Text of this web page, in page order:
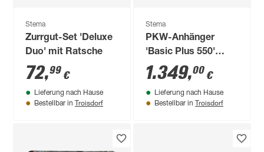
Stema
Zurrgut-Set 'Deluxe
Duo' mit Ratsche
72,99 €
Lieferung nach Hause
Bestellbar in Troisdorf
Stema
PKW-Anhänger
'Basic Plus 550'
ungebremst 550 kg
mit Gitteraufsatz
1.349,00 €
Lieferung nach Hause
Bestellbar in Troisdorf